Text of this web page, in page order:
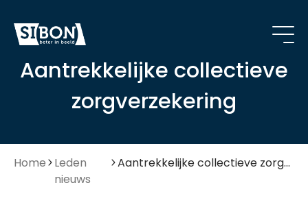
Aantrekkelijke collectieve
zorgverzekering
Home
Leden
nieuws
Aantrekkelijke collectieve zorgverzekering